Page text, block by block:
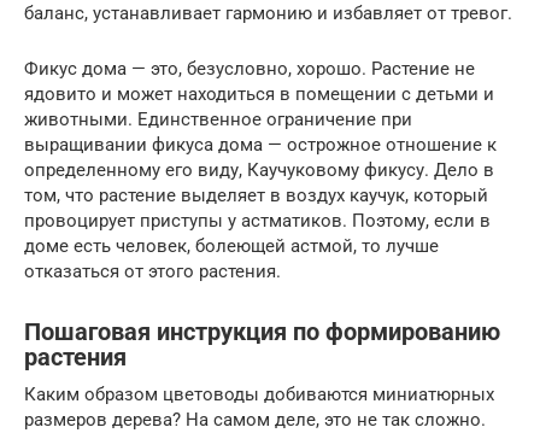
баланс, устанавливает гармонию и избавляет от тревог.
Фикус дома — это, безусловно, хорошо. Растение не
ядовито и может находиться в помещении с детьми и
животными. Единственное ограничение при
выращивании фикуса дома — острожное отношение к
определенному его виду, Каучуковому фикусу. Дело в
том, что растение выделяет в воздух каучук, который
провоцирует приступы у астматиков. Поэтому, если в
доме есть человек, болеющей астмой, то лучше
отказаться от этого растения.
Пошаговая инструкция по формированию
растения
Каким образом цветоводы добиваются миниатюрных
размеров дерева? На самом деле, это не так сложно.